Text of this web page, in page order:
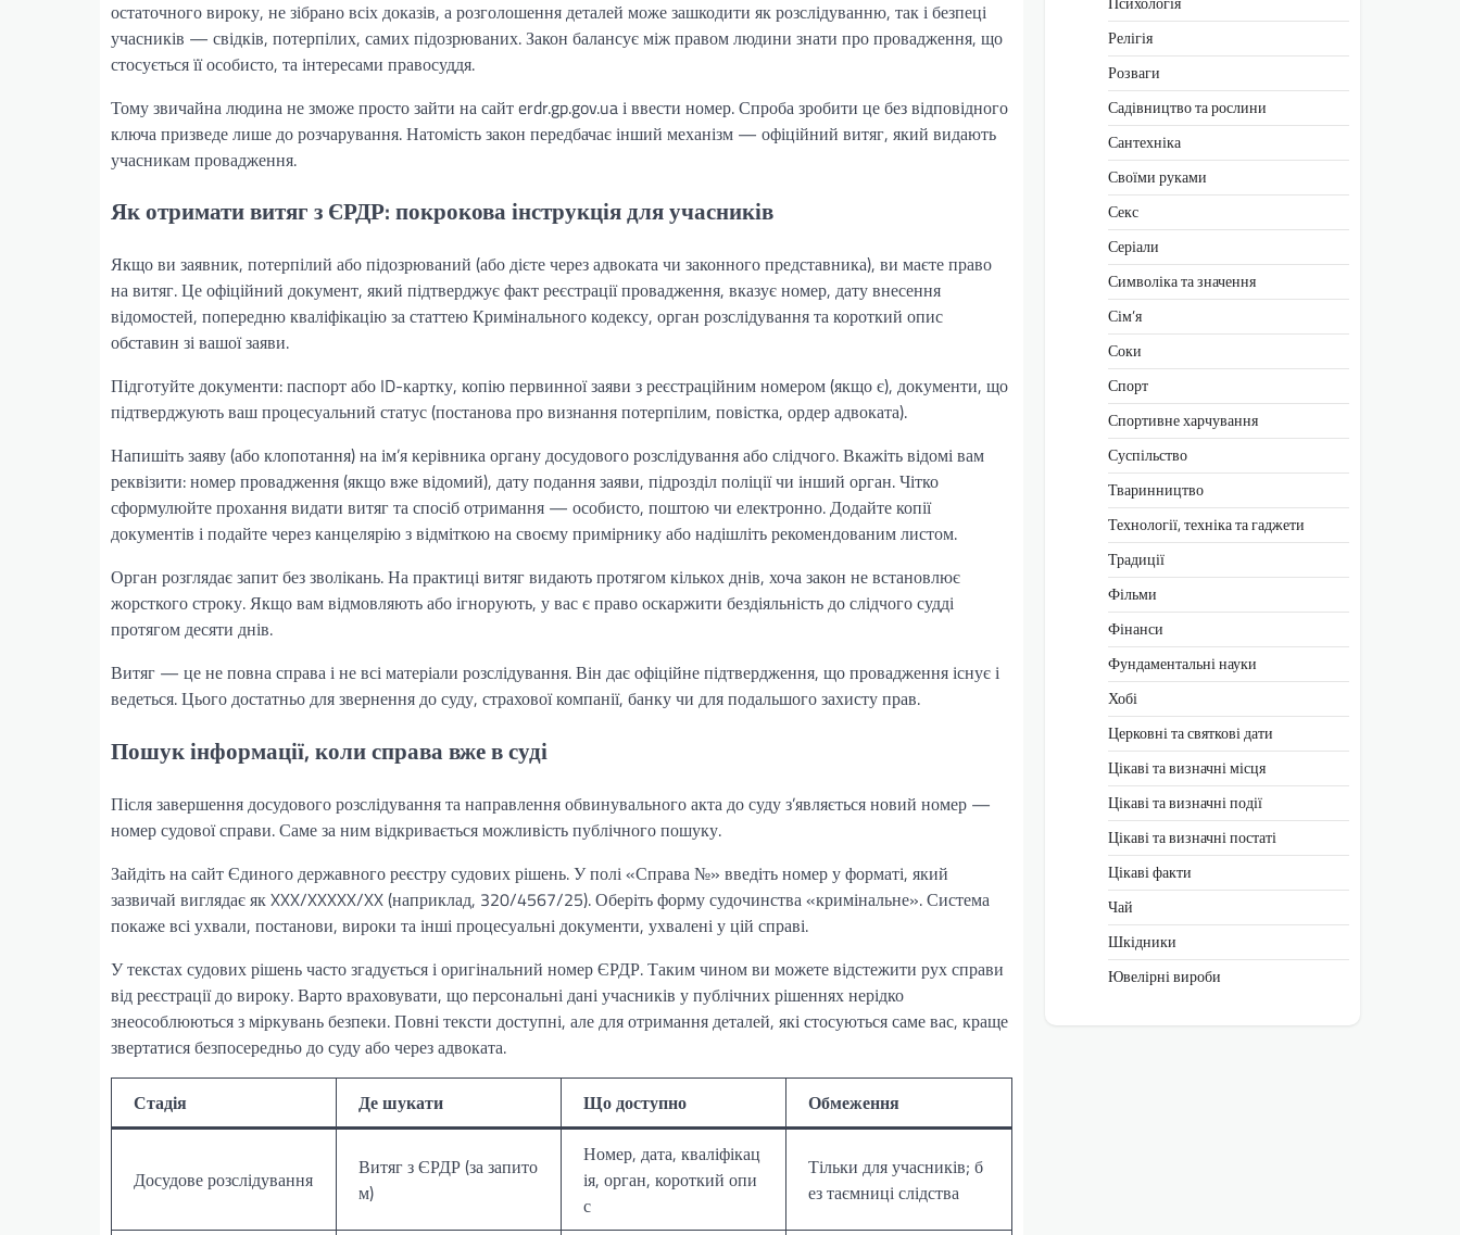
остаточного вироку, не зібрано всіх доказів, а розголошення деталей може зашкодити як розслідуванню, так і безпеці
учасників — свідків, потерпілих, самих підозрюваних. Закон балансує між правом людини знати про провадження, що
стосується її особисто, та інтересами правосуддя.
Тому звичайна людина не зможе просто зайти на сайт erdr.gp.gov.ua і ввести номер. Спроба зробити це без відповідного
ключа призведе лише до розчарування. Натомість закон передбачає інший механізм — офіційний витяг, який видають
учасникам провадження.
Як отримати витяг з ЄРДР: покрокова інструкція для учасників
Якщо ви заявник, потерпілий або підозрюваний (або дієте через адвоката чи законного представника), ви маєте право
на витяг. Це офіційний документ, який підтверджує факт реєстрації провадження, вказує номер, дату внесення
відомостей, попередню кваліфікацію за статтею Кримінального кодексу, орган розслідування та короткий опис
обставин зі вашої заяви.
Підготуйте документи: паспорт або ID-картку, копію первинної заяви з реєстраційним номером (якщо є), документи, що
підтверджують ваш процесуальний статус (постанова про визнання потерпілим, повістка, ордер адвоката).
Напишіть заяву (або клопотання) на ім’я керівника органу досудового розслідування або слідчого. Вкажіть відомі вам
реквізити: номер провадження (якщо вже відомий), дату подання заяви, підрозділ поліції чи інший орган. Чітко
сформулюйте прохання видати витяг та спосіб отримання — особисто, поштою чи електронно. Додайте копії
документів і подайте через канцелярію з відміткою на своєму примірнику або надішліть рекомендованим листом.
Орган розглядає запит без зволікань. На практиці витяг видають протягом кількох днів, хоча закон не встановлює
жорсткого строку. Якщо вам відмовляють або ігнорують, у вас є право оскаржити бездіяльність до слідчого судді
протягом десяти днів.
Витяг — це не повна справа і не всі матеріали розслідування. Він дає офіційне підтвердження, що провадження існує і
ведеться. Цього достатньо для звернення до суду, страхової компанії, банку чи для подальшого захисту прав.
Пошук інформації, коли справа вже в суді
Після завершення досудового розслідування та направлення обвинувального акта до суду з’являється новий номер —
номер судової справи. Саме за ним відкривається можливість публічного пошуку.
Зайдіть на сайт Єдиного державного реєстру судових рішень. У полі «Справа №» введіть номер у форматі, який
зазвичай виглядає як XXX/XXXXX/XX (наприклад, 320/4567/25). Оберіть форму судочинства «кримінальне». Система
покаже всі ухвали, постанови, вироки та інші процесуальні документи, ухвалені у цій справі.
У текстах судових рішень часто згадується і оригінальний номер ЄРДР. Таким чином ви можете відстежити рух справи
від реєстрації до вироку. Варто враховувати, що персональні дані учасників у публічних рішеннях нерідко
знеособлюються з міркувань безпеки. Повні тексти доступні, але для отримання деталей, які стосуються саме вас, краще
звертатися безпосередньо до суду або через адвоката.
Стадія Де шукати Що доступно Обмеження
Досудове розслідування
Витяг з ЄРДР (за запито
м)
Номер, дата, кваліфікац
ія, орган, короткий опи
с
Тільки для учасників; б
ез таємниці слідства
Релігія
Розваги
Садівництво та рослини
Сантехніка
Своїми руками
Секс
Серіали
Символіка та значення
Сім’я
Соки
Спорт
Спортивне харчування
Суспільство
Тваринництво
Технології, техніка та гаджети
Традиції
Фільми
Фінанси
Фундаментальні науки
Хобі
Церковні та святкові дати
Цікаві та визначні місця
Цікаві та визначні події
Цікаві та визначні постаті
Цікаві факти
Чай
Шкідники
Ювелірні вироби